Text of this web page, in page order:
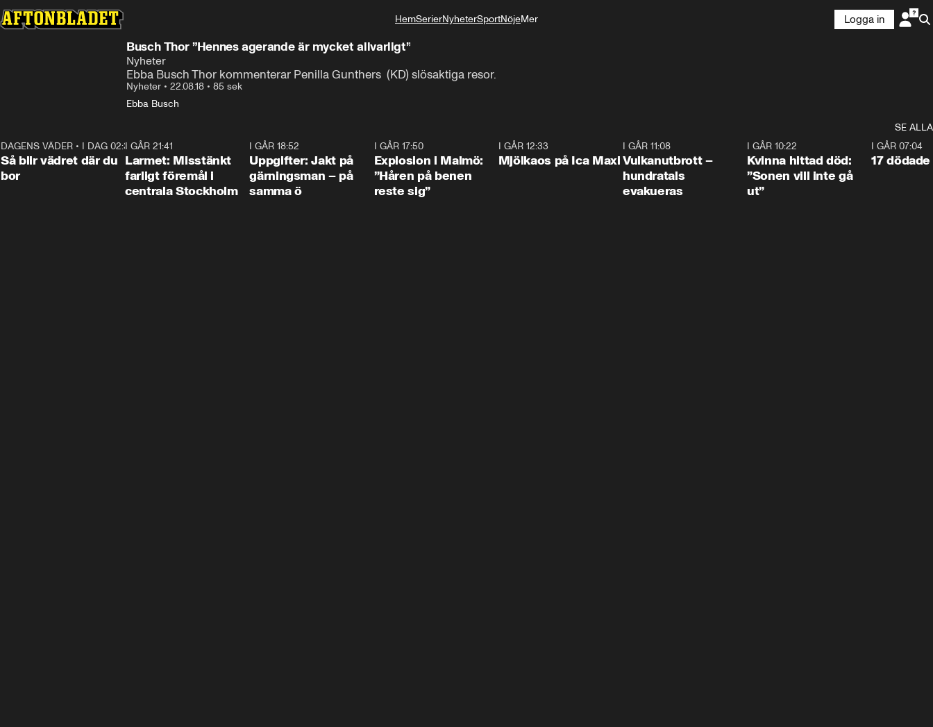
HemSerierNyheterSportNöjeMer
Logga in
Busch Thor ”Hennes agerande är mycket allvarligt”
Nyheter
Ebba Busch Thor kommenterar Penilla Gunthers  (KD) slösaktiga resor.
Nyheter • 22.08.18 • 85 sek
Ebba Busch
SE ALLA
1:06
DAGENS VÄDER • I DAG 02:30
Så blir vädret där du
bor
I GÅR 21:41
Larmet: Misstänkt
farligt föremål i
centrala Stockholm
I GÅR 18:52
Uppgifter: Jakt på
gärningsman – på
samma ö
I GÅR 17:50
Explosion i Malmö:
”Håren på benen
reste sig”
I GÅR 12:33
Mjölkaos på Ica Maxi
I GÅR 11:08
Vulkanutbrott –
hundratals
evakueras
I GÅR 10:22
Kvinna hittad död:
”Sonen vill inte gå
ut”
I GÅR 07:04
17